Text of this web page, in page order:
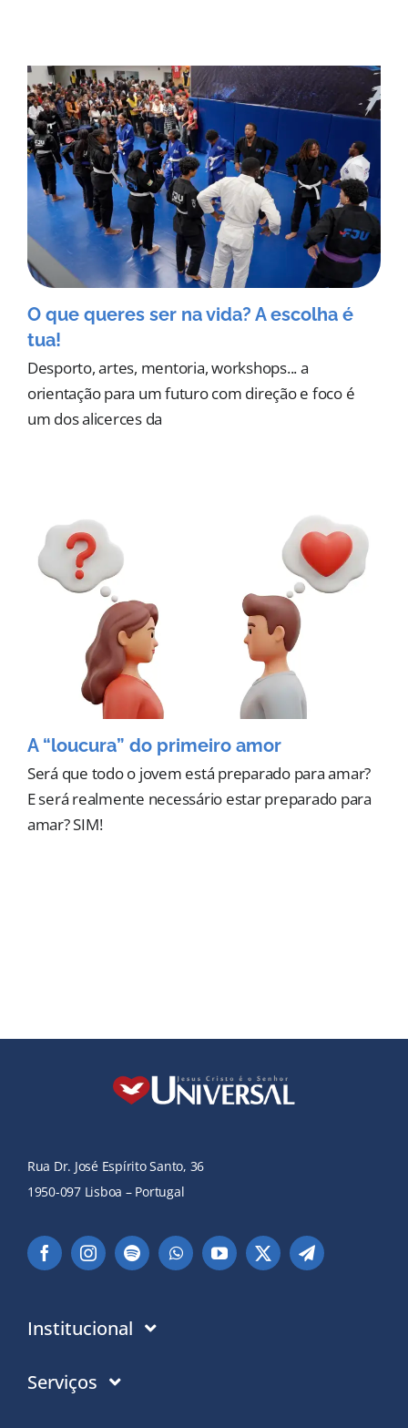
O que queres ser na vida? A escolha é
tua!
Desporto, artes, mentoria, workshops... a
orientação para um futuro com direção e foco é
um dos alicerces da
A “loucura” do primeiro amor
Será que todo o jovem está preparado para amar?
E será realmente necessário estar preparado para
amar? SIM!
Rua Dr. José Espírito Santo, 36
1950-097 Lisboa – Portugal
Institucional
Instituição
Serviços